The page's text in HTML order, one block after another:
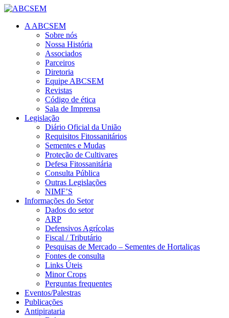
A ABCSEM
Sobre nós
Nossa História
Associados
Parceiros
Diretoria
Equipe ABCSEM
Revistas
Código de ética
Sala de Imprensa
Legislação
Diário Oficial da União
Requisitos Fitossanitários
Sementes e Mudas
Proteção de Cultivares
Defesa Fitossanitária
Consulta Pública
Outras Legislações
NIMF’S
Informações do Setor
Dados do setor
ARP
Defensivos Agrícolas
Fiscal / Tributário
Pesquisas de Mercado – Sementes de Hortaliças
Fontes de consulta
Links Úteis
Minor Crops
Perguntas frequentes
Eventos/Palestras
Publicações
Antipirataria